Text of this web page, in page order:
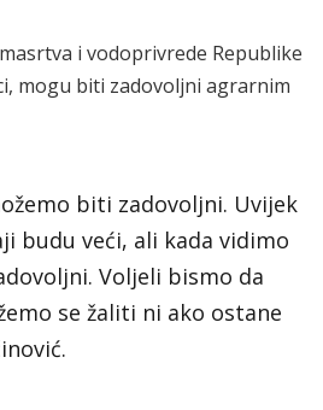
i vodoprivrede Republike
mogu biti zadovoljni agrarnim
biti zadovoljni. Uvijek
budu veći, ali kada vidimo
Voljeli bismo da
se žaliti ni ako ostane